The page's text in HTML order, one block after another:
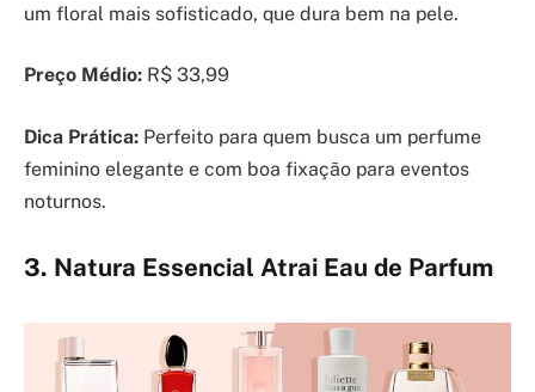
um floral mais sofisticado, que dura bem na pele.
Preço Médio: R$ 33,99
Dica Prática: Perfeito para quem busca um perfume
feminino elegante e com boa fixação para eventos
noturnos.
3. Natura Essencial Atrai Eau de Parfum